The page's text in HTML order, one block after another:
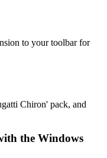
to your toolbar for
Chiron' pack, and
the Windows